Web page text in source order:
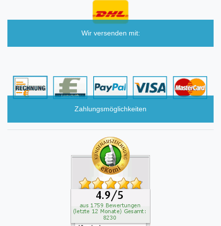
Wir versenden mit:
Zahlungsmöglichkeiten